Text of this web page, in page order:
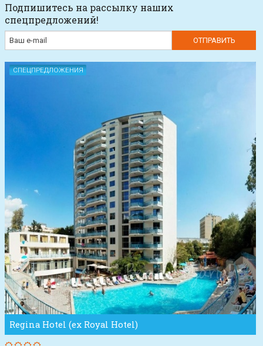
Подпишитесь на рассылку наших
спецпредложений!
СПЕЦПРЕДЛОЖЕНИЯ
Regina Hotel (ex Royal Hotel)